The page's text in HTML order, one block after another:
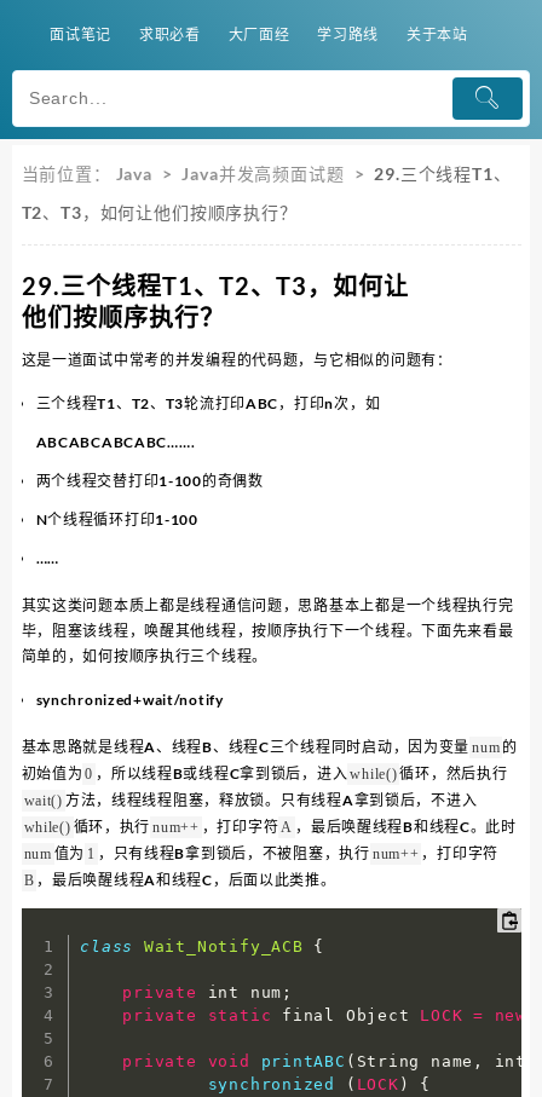
面试笔记 求职必看 大厂面经 学习路线 关于本站
当前位置： Java > Java并发高频面试题 > 29.三个线程T1、
T2、T3，如何让他们按顺序执行？
29.三个线程T1、T2、T3，如何让
他们按顺序执行？
这是一道面试中常考的并发编程的代码题，与它相似的问题有：
三个线程T1、T2、T3轮流打印ABC，打印n次，如
ABCABCABCABC…….
两个线程交替打印1-100的奇偶数
N个线程循环打印1-100
……
其实这类问题本质上都是线程通信问题，思路基本上都是一个线程执行完
毕，阻塞该线程，唤醒其他线程，按顺序执行下一个线程。下面先来看最
简单的，如何按顺序执行三个线程。
synchronized+wait/notify
基本思路就是线程A、线程B、线程C三个线程同时启动，因为变量 num 的
初始值为 0 ，所以线程B或线程C拿到锁后，进入 while()循环，然后执行
wait() 方法，线程线程阻塞，释放锁。只有线程A拿到锁后，不进入
while() 循环，执行 num++ ，打印字符 A ，最后唤醒线程B和线程C。此时
num 值为 1 ，只有线程B拿到锁后，不被阻塞，执行 num++ ，打印字符
B ，最后唤醒线程A和线程C，后面以此类推。
class Wait_Notify_ACB {
private int num ;
private
static final Object LOCK = new
private void printABC ( String name ,
int
synchronized
( LOCK )
{